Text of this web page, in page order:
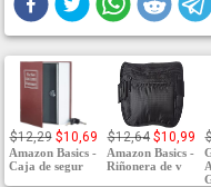
$12,29 $10,69
Amazon Basics -
Caja de segur
$12,64 $10,99
Amazon Basics -
Riñonera de v